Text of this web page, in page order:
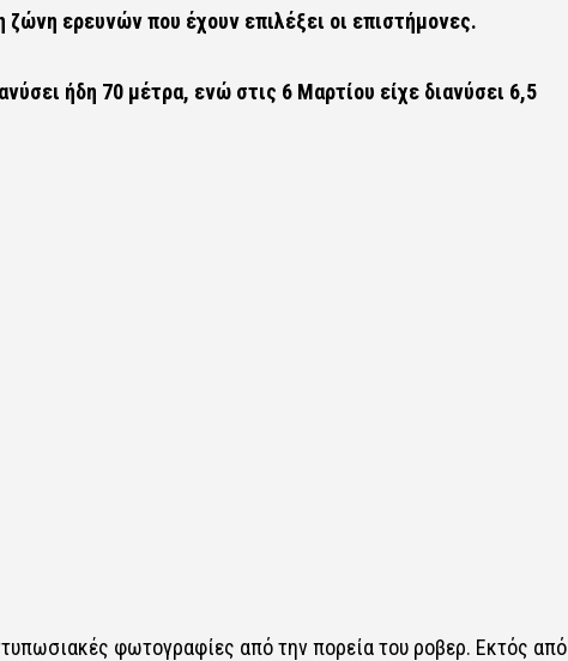
ζώνη ερευνών που έχουν επιλέξει οι επιστήμονες.
ήδη 70 μέτρα, ενώ στις 6 Μαρτίου είχε διανύσει 6,5
φωτογραφίες από την πορεία του ροβερ. Εκτός από